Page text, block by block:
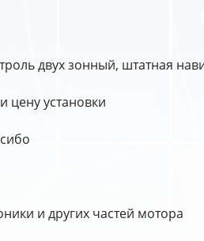
двух зонный, штатная
цену установки
и других частей мотора